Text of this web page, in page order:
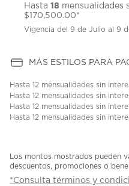
Hasta 18 mensualidades
$170,500.00*
Vigencia del 9 de Julio al 9
MÁS ESTILOS PARA
Hasta 12 mensualidades sin
Hasta 12 mensualidades sin
Hasta 12 mensualidades sin
Hasta 12 mensualidades sin
Los montos mostrados pueden
descuentos, promociones o
*Consulta términos y